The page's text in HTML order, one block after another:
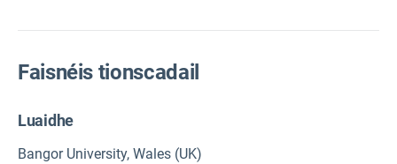
Faisnéis tionscadail
Luaidhe
Bangor University, Wales (UK)